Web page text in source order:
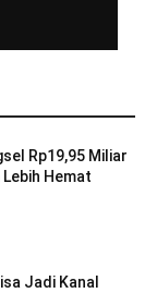
Rp19,95 Miliar
Hemat
Jadi Kanal